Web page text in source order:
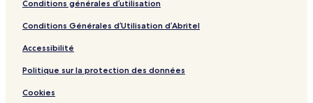
s
o
r
t
y
H
a
c
h
V
l
a
Conditions générales d’utilisation
Conditions Générales d’Utilisation d’Abritel
Accessibilité
Politique sur la protection des données
Cookies